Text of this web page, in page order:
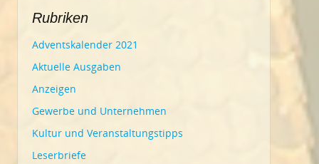
Rubriken
Adventskalender 2021
Aktuelle Ausgaben
Anzeigen
Gewerbe und Unternehmen
Kultur und Veranstaltungstipps
Leserbriefe